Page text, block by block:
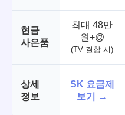
현금
사은품
최대 48만
원+@
(TV 결합 시)
상세
정보
SK 요금제
보기 →